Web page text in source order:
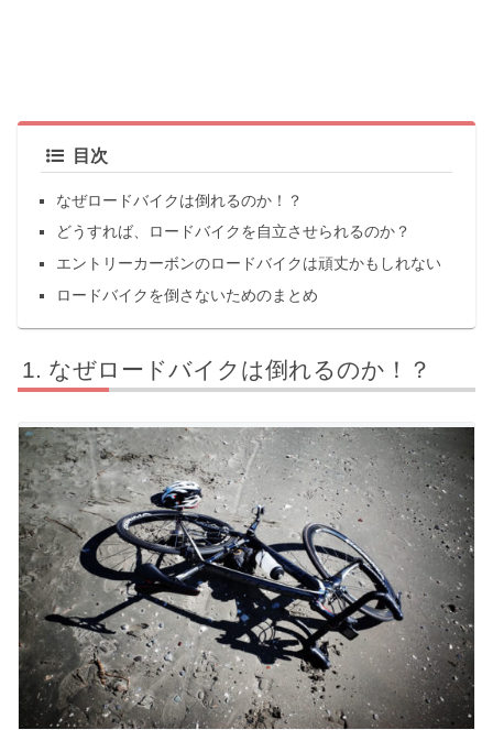
目次
なぜロードバイクは倒れるのか！？
どうすれば、ロードバイクを自立させられるのか？
エントリーカーボンのロードバイクは頑丈かもしれない
ロードバイクを倒さないためのまとめ
なぜロードバイクは倒れるのか！？